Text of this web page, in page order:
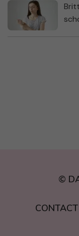
©
CONTACT